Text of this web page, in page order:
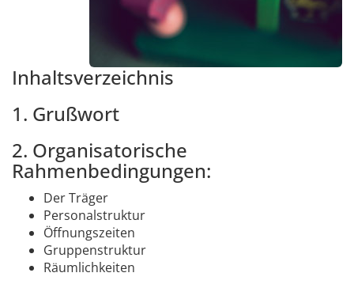
Inhaltsverzeichnis
1. Grußwort
2. Organisatorische
Rahmenbedingungen:
Der Träger
Personalstruktur
Öffnungszeiten
Gruppenstruktur
Räumlichkeiten